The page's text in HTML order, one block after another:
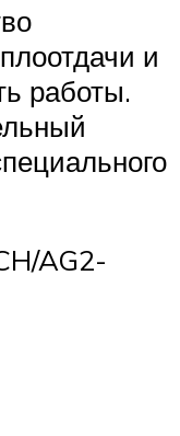
и
работы.
AG2-